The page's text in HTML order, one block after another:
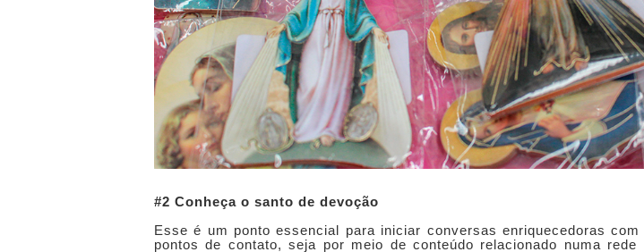
#2 Conheça o santo de devoção
Esse é um ponto essencial para iniciar conversas enriquecedoras
pontos de contato, seja por meio de conteúdo relacionado numa rede